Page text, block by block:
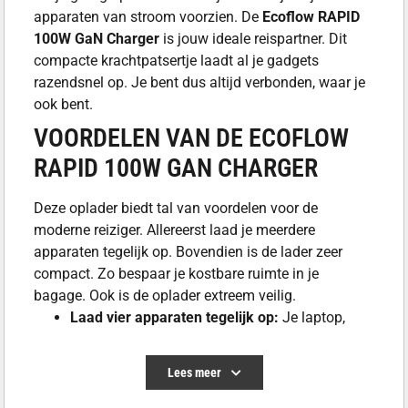
apparaten van stroom voorzien. De Ecoflow RAPID
100W GaN Charger is jouw ideale reispartner. Dit
compacte krachtpatsertje laadt al je gadgets
razendsnel op. Je bent dus altijd verbonden, waar je
ook bent.
VOORDELEN VAN DE ECOFLOW
RAPID 100W GAN CHARGER
Deze oplader biedt tal van voordelen voor de
moderne reiziger. Allereerst laad je meerdere
apparaten tegelijk op. Bovendien is de lader zeer
compact. Zo bespaar je kostbare ruimte in je
bagage. Ook is de oplader extreem veilig.
Laad vier apparaten tegelijk op: Je laptop,
Lees meer